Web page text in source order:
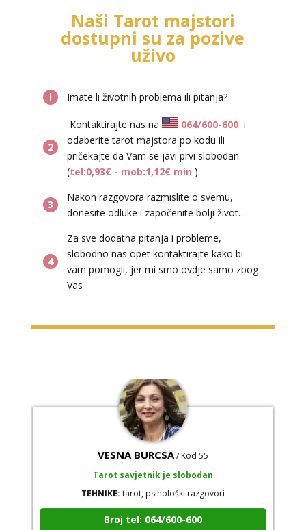
Naši Tarot majstori
dostupni su za pozive
uživo
l Imate li životnih problema ili pitanja?
2
Kontaktirajte nas na 064/600-600 i
odaberite tarot majstora po kodu ili
pričekajte da Vam se javi prvi slobodan.
(tel:0,93€ - mob:1,12€ min )
3
Nakon razgovora razmislite o svemu,
donesite odluke i započenite bolji život…
4
Za sve dodatna pitanja i probleme,
slobodno nas opet kontaktirajte kako bi
vam pomogli, jer mi smo ovdje samo zbog
Vas
Tarot savjetnik je slobodan
TEHNIKE:astrologija, numerologija, tarot, radiestezija
ELA / Kod 151
TEHNIKE: astrologija, tarot, numerološki tarot, visak, feng
shui numerologija, anđeoski brojevi, tumačenje snova,
rune, kristali, reiki, terapija bojama, anđeoske karte,
tel:0,93€ - mob:1,12€ min
VESNA BURCSA
TEHNIKE: tarot, psihološki razgovori
Broj tel: 064/600-600
tel:0,93€ - mob:1,12€ min